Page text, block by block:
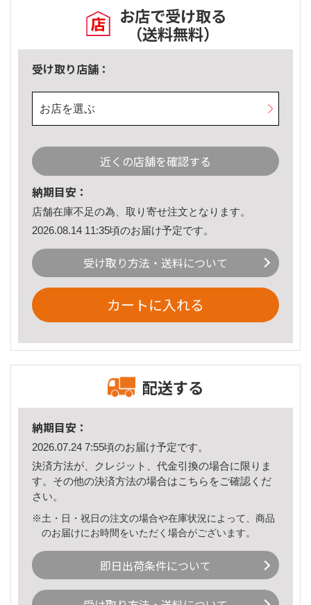
お店で受け取る
（送料無料）
受け取り店舗：
お店を選ぶ
近くの店舗を確認する
納期目安：
店舗在庫不足の為、取り寄せ注文となります。
2026.08.14 11:35頃のお届け予定です。
受け取り方法・送料について
カートに入れる
配送する
納期目安：
2026.07.24 7:55頃のお届け予定です。
決済方法が、クレジット、代金引換の場合に限りま
す。その他の決済方法の場合はこちら をご確認くだ
さい。
※土・日・祝日の注文の場合や在庫状況によって、商品
のお届けにお時間をいただく場合がございます。
即日出荷条件について